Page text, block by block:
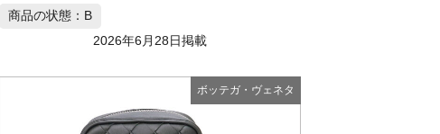
商品の状態：B
2026年6月28日掲載
ボッテガ・ヴェネタ